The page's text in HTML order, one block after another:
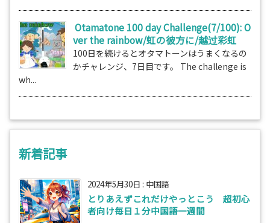
Otamatone 100 day Challenge(7/100): O
ver the rainbow/虹の彼方に/越过彩虹
100日を続けるとオタマトーンはうまくなるの
かチャレンジ、7日目です。 The challenge is
wh...
新着記事
2024年5月30日 : 中国語
とりあえずこれだけやっとこう 超初心
者向け毎日１分中国語一週間